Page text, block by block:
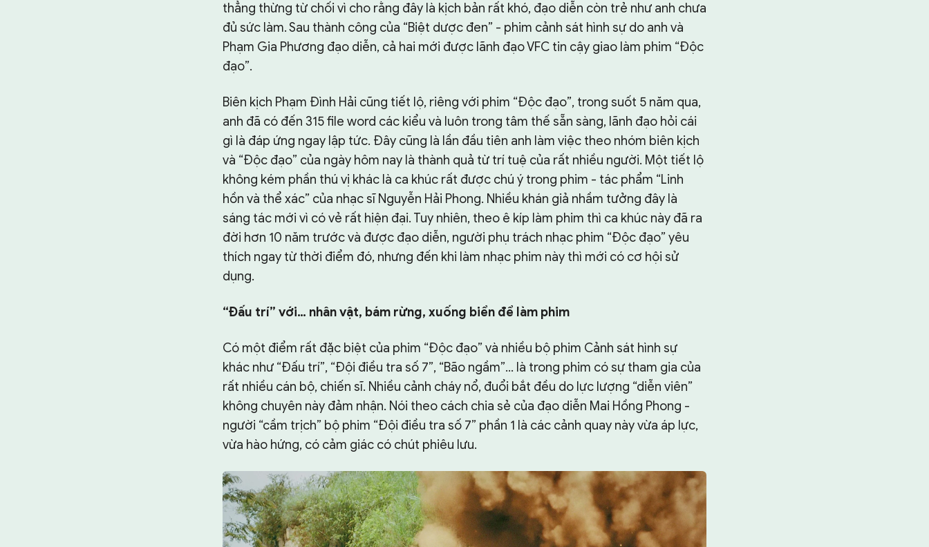
thẳng thừng từ chối vì cho rằng đây là kịch bản rất khó, đạo diễn còn trẻ như anh chưa
đủ sức làm. Sau thành công của “Biệt dược đen” - phim cảnh sát hình sự do anh và
Phạm Gia Phương đạo diễn, cả hai mới được lãnh đạo VFC tin cậy giao làm phim “Độc
đạo”.
Biên kịch Phạm Đình Hải cũng tiết lộ, riêng với phim “Độc đạo”, trong suốt 5 năm qua,
anh đã có đến 315 file word các kiểu và luôn trong tâm thế sẵn sàng, lãnh đạo hỏi cái
gì là đáp ứng ngay lập tức. Đây cũng là lần đầu tiên anh làm việc theo nhóm biên kịch
và “Độc đạo” của ngày hôm nay là thành quả từ trí tuệ của rất nhiều người. Một tiết lộ
không kém phần thú vị khác là ca khúc rất được chú ý trong phim - tác phẩm “Linh
hồn và thể xác” của nhạc sĩ Nguyễn Hải Phong. Nhiều khán giả nhầm tưởng đây là
sáng tác mới vì có vẻ rất hiện đại. Tuy nhiên, theo ê kíp làm phim thì ca khúc này đã ra
đời hơn 10 năm trước và được đạo diễn, người phụ trách nhạc phim “Độc đạo” yêu
thích ngay từ thời điểm đó, nhưng đến khi làm nhạc phim này thì mới có cơ hội sử
dụng.
“Đấu trí” với… nhân vật, bám rừng, xuống biển để làm phim
Có một điểm rất đặc biệt của phim “Độc đạo” và nhiều bộ phim Cảnh sát hình sự
khác như “Đấu trí”, “Đội điều tra số 7”, “Bão ngầm”… là trong phim có sự tham gia của
rất nhiều cán bộ, chiến sĩ. Nhiều cảnh cháy nổ, đuổi bắt đều do lực lượng “diễn viên”
không chuyên này đảm nhận. Nói theo cách chia sẻ của đạo diễn Mai Hồng Phong -
người “cầm trịch” bộ phim “Đội điều tra số 7” phần 1 là các cảnh quay này vừa áp lực,
vừa hào hứng, có cảm giác có chút phiêu lưu.